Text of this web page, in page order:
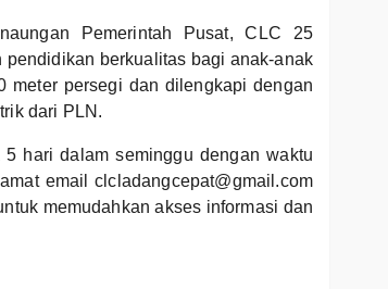
Pemerintah Pusat, CLC 25
pendidikan berkualitas bagi anak-anak
meter persegi dan dilengkapi dengan
dari PLN.
hari dalam seminggu dengan waktu
email clcladangcepat@gmail.com
memudahkan akses informasi dan